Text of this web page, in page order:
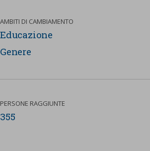
AMBITI DI CAMBIAMENTO
Educazione
Genere
PERSONE RAGGIUNTE
355